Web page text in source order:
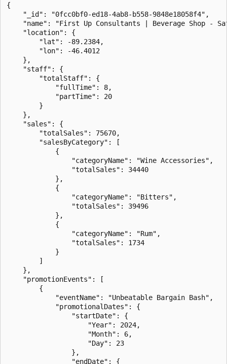
{
    "_id": "0fcc0bf0-ed18-4ab8-b558-9848e18058f4",
"name": "First Up Consultants | Beverage Shop -
    "location": {
        "lat": -89.2384,
        "lon": -46.4012
    },
    "staff": {
        "totalStaff": {
            "fullTime": 8,
            "partTime": 20
        }
    },
    "sales": {
        "totalSales": 75670,
        "salesByCategory": [
            {
                "categoryName": "Wine Accessories",
                "totalSales": 34440
            },
            {
                "categoryName": "Bitters",
                "totalSales": 39496
            },
            {
                "categoryName": "Rum",
                "totalSales": 1734
            }
        ]
    },
    "promotionEvents": [
        {
            "eventName": "Unbeatable Bargain Bash",
            "promotionalDates": {
                "startDate": {
                    "Year": 2024,
                    "Month": 6,
                    "Day": 23
                },
                "endDate": {